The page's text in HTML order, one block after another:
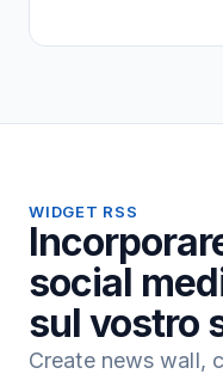
WIDGET RSS
social
sul vostro
Create news wall,